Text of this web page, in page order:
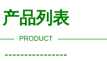
产品列表
PRODUCT
----------------